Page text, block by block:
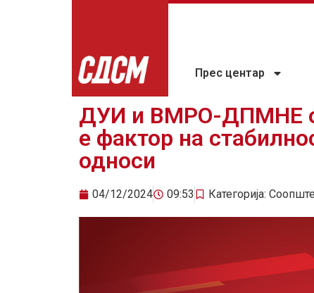
Прес центар
ДУИ и ВМРО-ДПМНЕ
е фактор на
односи
04/12/2024 09:53 Категорија: